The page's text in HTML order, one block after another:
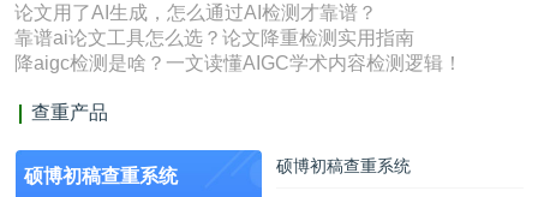
论文用了AI生成，怎么通过AI检测才靠谱？
靠谱ai论文工具怎么选？论文降重检测实用指南
降aigc检测是啥？一文读懂AIGC学术内容检测逻辑！
查重产品
硕博初稿查重系统 硕博初稿查重系统